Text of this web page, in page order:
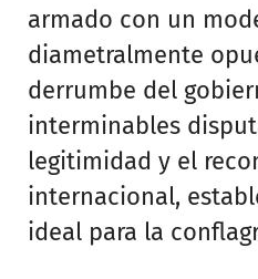
armado con un
diametralmente
derrumbe del
interminables
legitimidad y el
internacional,
ideal para la